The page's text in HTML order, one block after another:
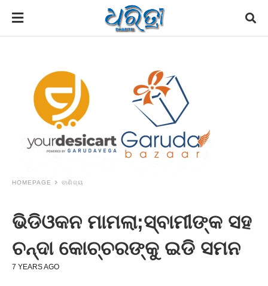
HOMEPAGE ବାଣିଜ୍ୟ
ଭିଡିଓକନ ମାମଲା;ସ୍ବାମୀଙ୍କ ସହ
ଚନ୍ଦା କୋଚ୍ଚରଙ୍କୁ ଇଡି ସମନ
7 YEARS AGO